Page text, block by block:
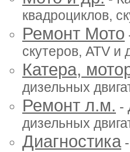
квадроциклов,
Ремонт Мото
скутеров, ATV и
Катера,
дизельных
Ремонт л.м. -
дизельных
Диагностика